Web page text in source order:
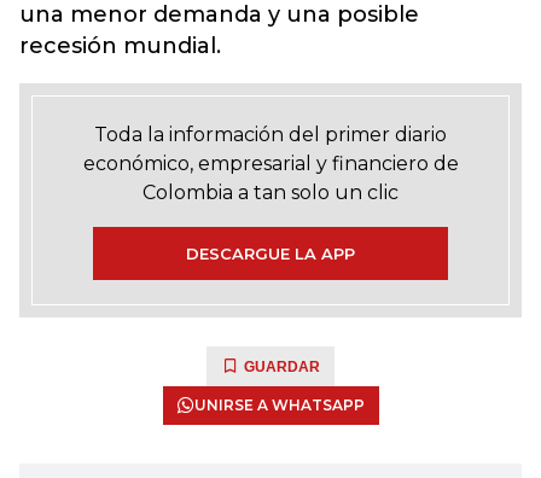
una menor demanda y una posible
recesión mundial.
Toda la información del primer diario
económico, empresarial y financiero de
Colombia a tan solo un clic
DESCARGUE LA APP
GUARDAR
UNIRSE A WHATSAPP